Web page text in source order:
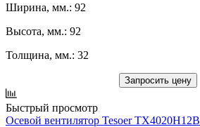
Ширина, мм.: 92
Высота, мм.: 92
Толщина, мм.: 32
Запросить цену
Быстрый просмотр
Осевой вентилятор Tesoer TX4020H12B